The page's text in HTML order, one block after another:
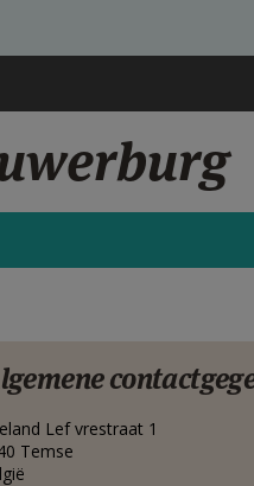
Lef vrestraat 1
Temse